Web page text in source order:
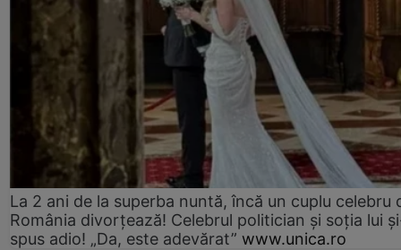
La 2 ani de la superba nuntă, încă un cuplu celebru
România divorțează! Celebrul politician și soția lui
spus adio! „Da, este adevărat” www.unica.ro